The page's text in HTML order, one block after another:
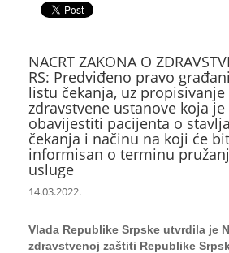
NACRT ZAKONA O
RS: Predviđeno pravo
listu čekanja, uz propisivanje
zdravstvene ustanove koja je
obavijestiti pacijenta o
čekanja i načinu na koji će
informisan o terminu
usluge
14.03.2022.
Vlada Republike Srpske utvrdila je
zdravstvenoj zaštiti Republike